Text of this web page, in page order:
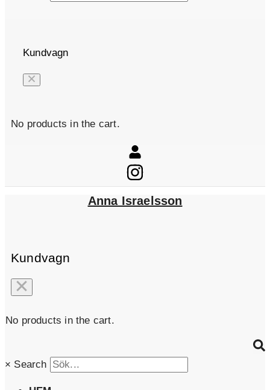
Kundvagn
No products in the cart.
Anna Israelsson
Kundvagn
No products in the cart.
× Search